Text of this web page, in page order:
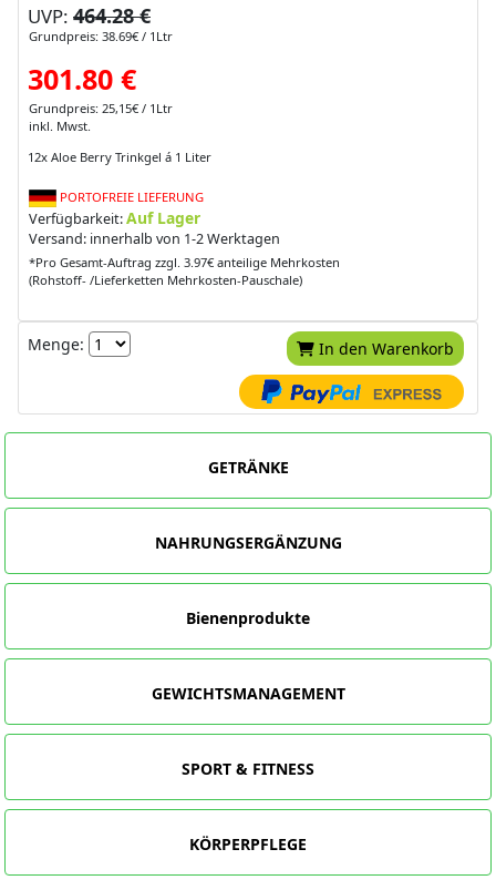
UVP: 464.28 €
Grundpreis: 38.69€ / 1Ltr
301.80 €
Grundpreis: 25,15€ / 1Ltr
inkl. Mwst.
12x Aloe Berry Trinkgel á 1 Liter
PORTOFREIE LIEFERUNG
Verfügbarkeit:Auf Lager
Versand: innerhalb von 1-2 Werktagen
*Pro Gesamt-Auftrag zzgl. 3.97€ anteilige Mehrkosten
(Rohstoff- /Lieferketten Mehrkosten-Pauschale)
Menge: In den Warenkorb
GETRÄNKE
NAHRUNGSERGÄNZUNG
Bienenprodukte
GEWICHTSMANAGEMENT
SPORT & FITNESS
KÖRPERPFLEGE